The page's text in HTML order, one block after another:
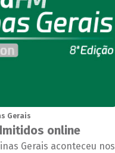
Gerais
online
Gerais aconteceu nos